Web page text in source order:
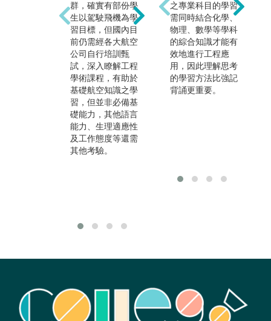
群，確實有部份學
生以駕駛飛機為學
習目標，但國內目
前仍需經各大航空
公司自行培訓甄
試，深入瞭解工程
學術課程，有助於
基礎航空知識之學
習，但並非必備基
礎能力，其他語言
能力、生理適應性
及工作態度等還需
其他考驗。
航太科技人才，未
來出路涵蓋航太產
業、民航飛行、飛
機製造與修護、智
慧機械、半導體等
高科技產業，故不
限於航空公司。
之專業科目的學習
需同時結合化學、
物理、數學等學科
的綜合知識才能有
效地進行工程應
用，因此理解思考
的學習方法比強記
背誦更重要。